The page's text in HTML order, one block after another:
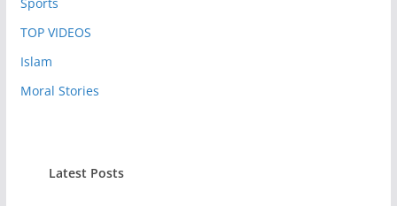
TOP VIDEOS
Islam
Moral Stories
Latest Posts